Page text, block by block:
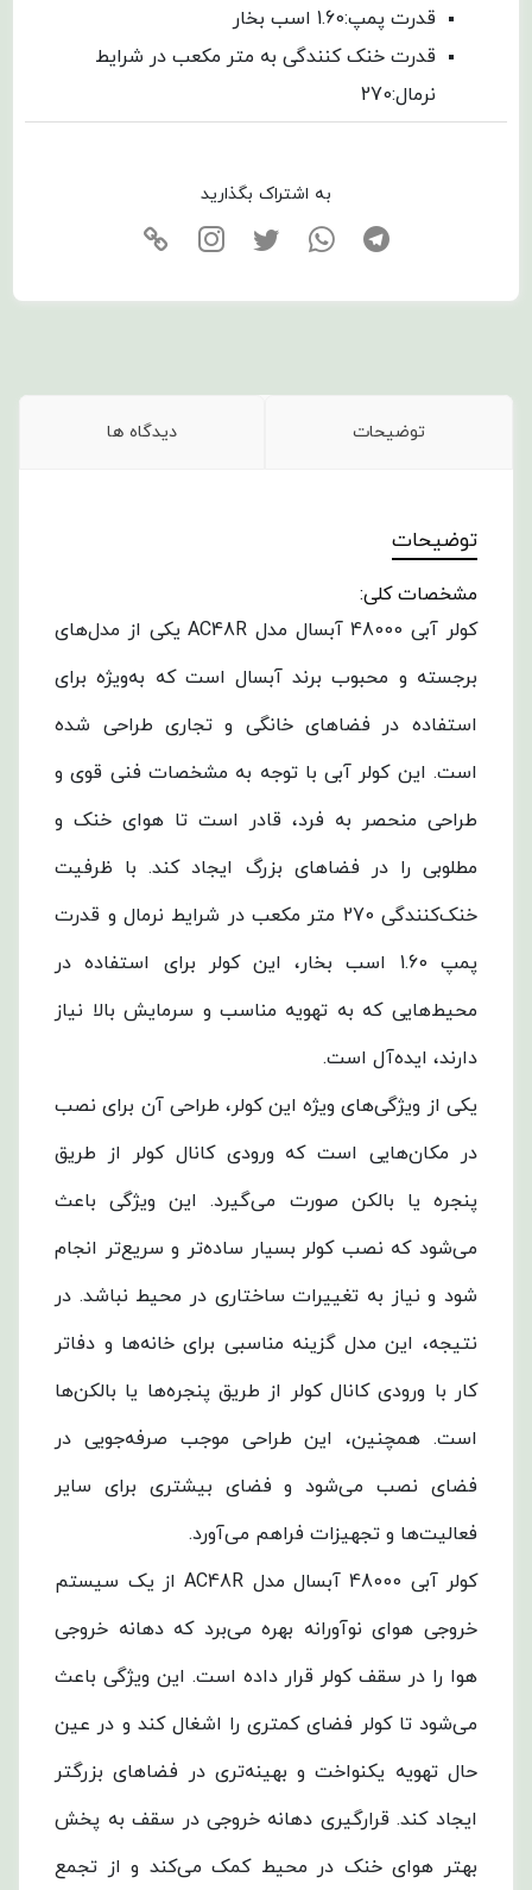
قدرت پمپ:1.60 اسب بخار
قدرت خنک کنندگی به متر مکعب در شرایط
نرمال:270
به اشتراک بگذارید
توضیحات دیدگاه ها
توضیحات
مشخصات کلی:
کولر آبی 48000 آبسال مدل AC48R یکی از مدل‌های
برجسته و محبوب برند آبسال است که به‌ویژه برای
استفاده در فضاهای خانگی و تجاری طراحی شده
است. این کولر آبی با توجه به مشخصات فنی قوی و
طراحی منحصر به فرد، قادر است تا هوای خنک و
مطلوبی را در فضاهای بزرگ ایجاد کند. با ظرفیت
خنک‌کنندگی 270 متر مکعب در شرایط نرمال و قدرت
پمپ 1.60 اسب بخار، این کولر برای استفاده در
محیط‌هایی که به تهویه مناسب و سرمایش بالا نیاز
دارند، ایده‌آل است.
یکی از ویژگی‌های ویژه این کولر، طراحی آن برای نصب
در مکان‌هایی است که ورودی کانال کولر از طریق
پنجره یا بالکن صورت می‌گیرد. این ویژگی باعث
می‌شود که نصب کولر بسیار ساده‌تر و سریع‌تر انجام
شود و نیاز به تغییرات ساختاری در محیط نباشد. در
نتیجه، این مدل گزینه مناسبی برای خانه‌ها و دفاتر
کار با ورودی کانال کولر از طریق پنجره‌ها یا بالکن‌ها
است. همچنین، این طراحی موجب صرفه‌جویی در
فضای نصب می‌شود و فضای بیشتری برای سایر
فعالیت‌ها و تجهیزات فراهم می‌آورد.
کولر آبی 48000 آبسال مدل AC48R از یک سیستم
خروجی هوای نوآورانه بهره می‌برد که دهانه خروجی
هوا را در سقف کولر قرار داده است. این ویژگی باعث
می‌شود تا کولر فضای کمتری را اشغال کند و در عین
حال تهویه یکنواخت و بهینه‌تری در فضاهای بزرگتر
ایجاد کند. قرارگیری دهانه خروجی در سقف به پخش
بهتر هوای خنک در محیط کمک می‌کند و از تجمع